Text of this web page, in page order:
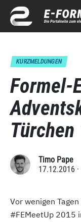
KURZMELDUNGEN
Formel-
Türchen
Timo Pape
17.12.2016
Vor wenigen
#FEMeetUp 2015